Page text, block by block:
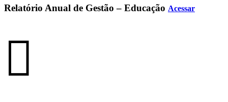
Relatório Anual de Gestão – Educação Acessar